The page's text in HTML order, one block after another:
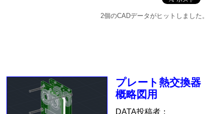
2個のCADデータがヒットしました。
プレート熱交換器
概略図用
DATA投稿者：